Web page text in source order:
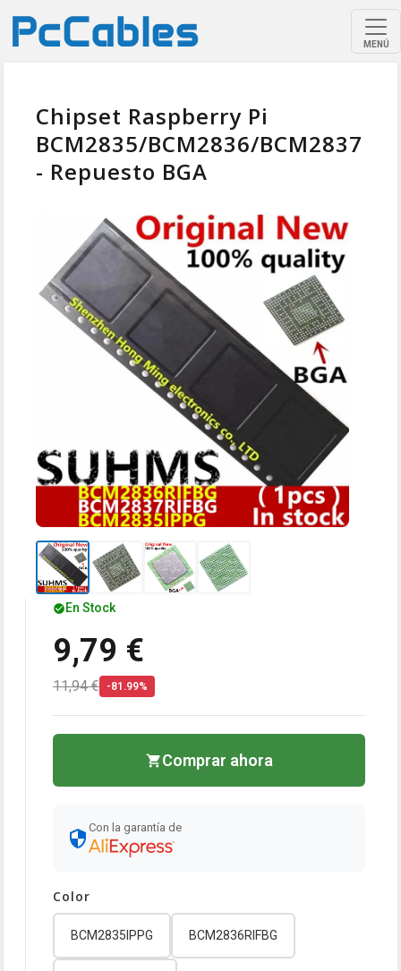
MENÚ
Chipset Raspberry Pi
BCM2835/BCM2836/BCM2837
- Repuesto BGA
En Stock
9,79 €
11,94 € -81.99%
Comprar ahora
Con la garantía de
Color
BCM2835IPPG BCM2836RIFBG